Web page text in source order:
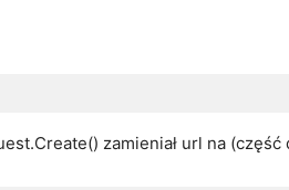
zamieniał url na